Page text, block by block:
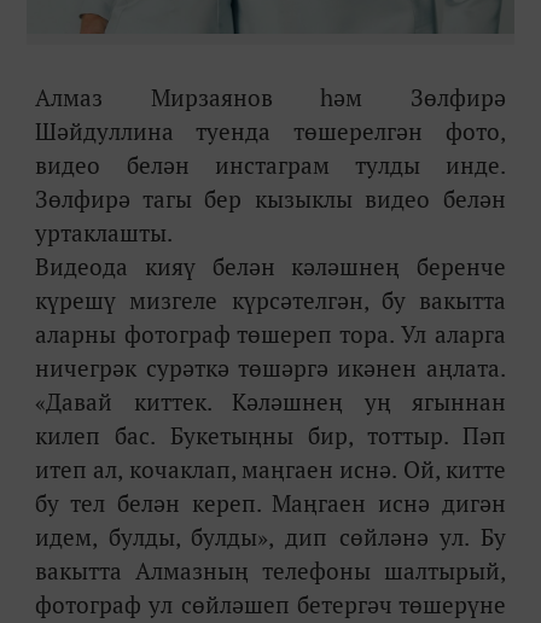
Алмаз Мирзаянов һәм Зөлфирә
Шәйдуллина туенда төшерелгән фото,
видео белән инстаграм тулды инде.
Зөлфирә тагы бер кызыклы видео белән
уртаклашты.
Видеода кияү белән кәләшнең беренче
күрешү мизгеле күрсәтелгән, бу вакытта
аларны фотограф төшереп тора. Ул аларга
ничегрәк сурәткә төшәргә икәнен аңлата.
«Давай киттек. Кәләшнең уң ягыннан
килеп бас. Букетыңны бир, тоттыр. Пәп
итеп ал, кочаклап, маңгаен иснә. Ой, китте
бу тел белән кереп. Маңгаен иснә дигән
идем, булды, булды», дип сөйләнә ул. Бу
вакытта Алмазның телефоны шалтырый,
фотограф ул сөйләшеп бетергәч төшерүне